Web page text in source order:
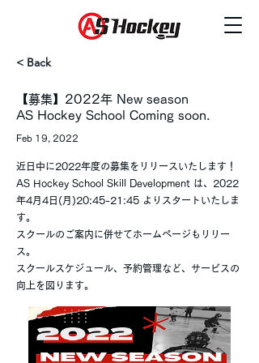
< Back
【募集】2022年 New season
AS Hockey School Coming soon.
Feb 19, 2022
近日中に2022年度の募集をリリースいたします！
AS Hockey School Skill Development は、2022
年4月4日(月)20:45-21:45 よりスタートいたしま
す。
スクールのご案内に併せてホームページもリリー
ス。
スクールスケジュール、予約管理など、サービスの
向上を図ります。